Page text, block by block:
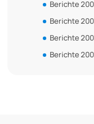
Berichte
Berichte
Berichte
Berichte